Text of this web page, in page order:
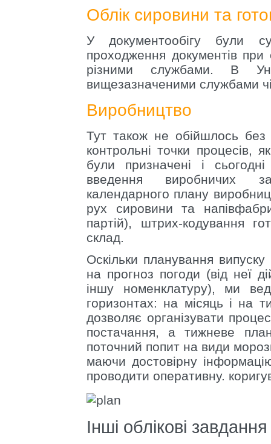
Облік сировини та
У документообігу були
проходження документів
різними службами. В
вищезазначеними службами
Виробництво
Тут також не обійшлось без
контрольні точки процесів,
були призначені і
введення виробничих
календарного плану
рух сировини та
партій), штрих-кодування
склад.
Оскільки планування
на прогноз погоди (від неї
іншу номенклатуру), ми
горизонтах: на місяць і на
дозволяє організувати
постачання, а тижневе
поточний попит на види
маючи достовірну
проводити оперативну.
Інші облікові завдання